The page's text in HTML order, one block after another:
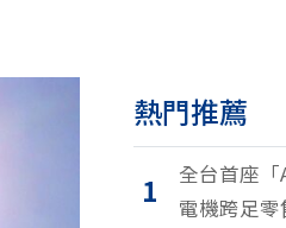
熱門推薦
1
全台首座
電機跨足零